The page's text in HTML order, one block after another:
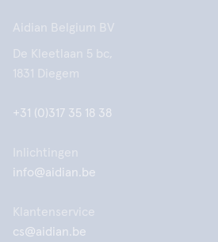
Aidian Belgium BV
De Kleetlaan 5 bc,
1831 Diegem
+31 (0)317 35 18 38
Inlichtingen
info@aidian.be
Klantenservice
cs@aidian.be